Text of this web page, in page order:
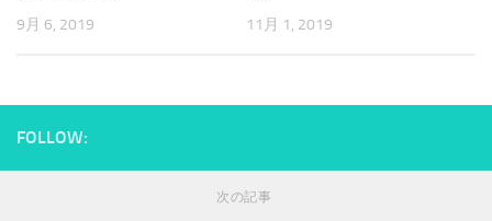
9月 6, 2019 11月 1, 2019
FOLLOW:
次の記事